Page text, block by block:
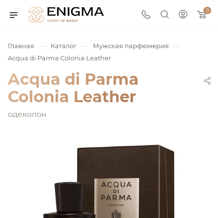
0
Главная — Каталог — Мужская парфюмерия —
Acqua di Parma Colonia Leather
Acqua di Parma
Colonia Leather
одеколон